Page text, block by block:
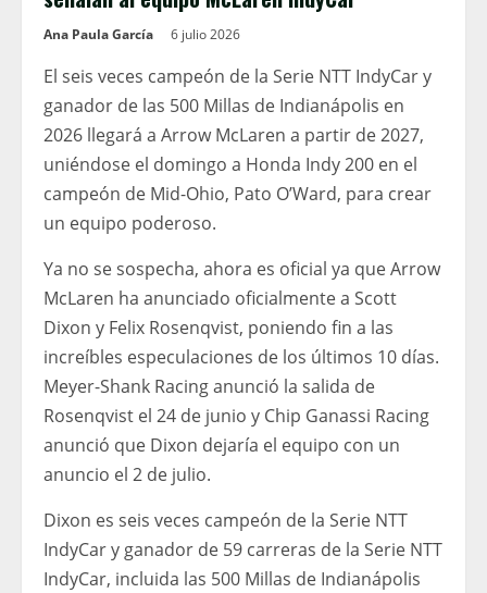
Ana Paula García 6 julio 2026
El seis veces campeón de la Serie NTT IndyCar y
ganador de las 500 Millas de Indianápolis en
2026 llegará a Arrow McLaren a partir de 2027,
uniéndose el domingo a Honda Indy 200 en el
campeón de Mid-Ohio, Pato O’Ward, para crear
un equipo poderoso.
Ya no se sospecha, ahora es oficial ya que Arrow
McLaren ha anunciado oficialmente a Scott
Dixon y Felix Rosenqvist, poniendo fin a las
increíbles especulaciones de los últimos 10 días.
Meyer-Shank Racing anunció la salida de
Rosenqvist el 24 de junio y Chip Ganassi Racing
anunció que Dixon dejaría el equipo con un
anuncio el 2 de julio.
Dixon es seis veces campeón de la Serie NTT
IndyCar y ganador de 59 carreras de la Serie NTT
IndyCar, incluida las 500 Millas de Indianápolis